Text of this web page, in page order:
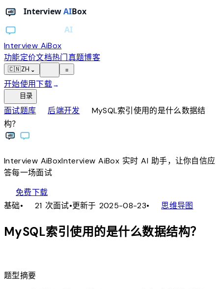
Interview AiBox
功能定价文档热门真题博客
🇨🇳ZH ⌄ ≡
开始使用下载→
目录
面试题库chevron_right后端开发chevron_right
MySQL索引使用的是什么数据结
构？
Interview AiBoxInterviewAiBox实时 AI 助手，让你自信应
答每一场面试
免费下载
基础• 21 次面试•更新于 2025-08-23• account_tree思维导图
MySQL索引使用的是什么数据结构？
题型摘要